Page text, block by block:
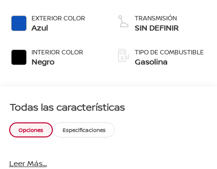
EXTERIOR COLOR
Azul
INTERIOR COLOR
Negro
TRANSMISIÓN
SIN DEFINIR
TIPO DE COMBUSTIBLE
Gasolina
Todas las características
Opciones Especificaciones
Leer Más...